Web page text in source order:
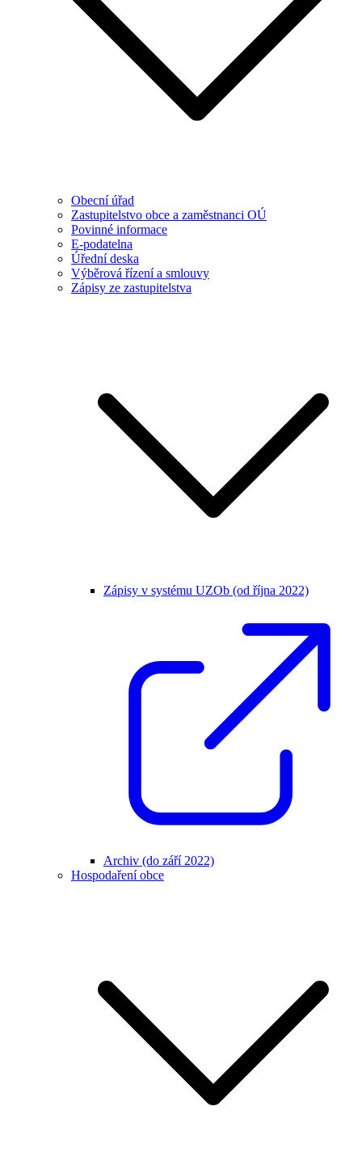
Obecní úřad
Zastupitelstvo obce a zaměstnanci OÚ
Povinné informace
E-podatelna
Úřední deska
Výběrová řízení a smlouvy
Zápisy ze zastupitelstva
Zápisy v systému UZOb (od října 2022)
Archiv (do září 2022)
Hospodaření obce